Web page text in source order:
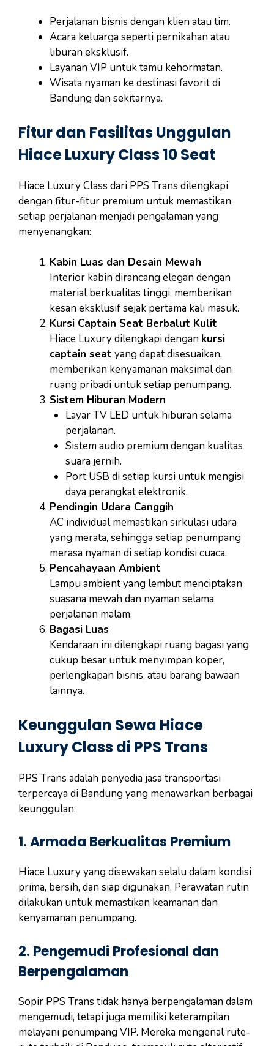
Perjalanan bisnis dengan klien atau tim.
Acara keluarga seperti pernikahan atau
liburan eksklusif.
Layanan VIP untuk tamu kehormatan.
Wisata nyaman ke destinasi favorit di
Bandung dan sekitarnya.
Fitur dan Fasilitas Unggulan
Hiace Luxury Class 10 Seat
Hiace Luxury Class dari PPS Trans dilengkapi
dengan fitur-fitur premium untuk memastikan
setiap perjalanan menjadi pengalaman yang
menyenangkan:
Kabin Luas dan Desain Mewah
Interior kabin dirancang elegan dengan
material berkualitas tinggi, memberikan
kesan eksklusif sejak pertama kali masuk.
Kursi Captain Seat Berbalut Kulit
Hiace Luxury dilengkapi dengan kursi
captain seat yang dapat disesuaikan,
memberikan kenyamanan maksimal dan
ruang pribadi untuk setiap penumpang.
Sistem Hiburan Modern
Layar TV LED untuk hiburan selama
perjalanan.
Sistem audio premium dengan kualitas
suara jernih.
Port USB di setiap kursi untuk mengisi
daya perangkat elektronik.
Pendingin Udara Canggih
AC individual memastikan sirkulasi udara
yang merata, sehingga setiap penumpang
merasa nyaman di setiap kondisi cuaca.
Pencahayaan Ambient
Lampu ambient yang lembut menciptakan
suasana mewah dan nyaman selama
perjalanan malam.
Bagasi Luas
Kendaraan ini dilengkapi ruang bagasi yang
cukup besar untuk menyimpan koper,
perlengkapan bisnis, atau barang bawaan
lainnya.
Keunggulan Sewa Hiace
Luxury Class di PPS Trans
PPS Trans adalah penyedia jasa transportasi
terpercaya di Bandung yang menawarkan berbagai
keunggulan:
1.Armada Berkualitas Premium
Hiace Luxury yang disewakan selalu dalam kondisi
prima, bersih, dan siap digunakan. Perawatan rutin
dilakukan untuk memastikan keamanan dan
kenyamanan penumpang.
2. Pengemudi Profesional dan
Berpengalaman
Sopir PPS Trans tidak hanya berpengalaman dalam
mengemudi, tetapi juga memiliki keterampilan
melayani penumpang VIP. Mereka mengenal rute-